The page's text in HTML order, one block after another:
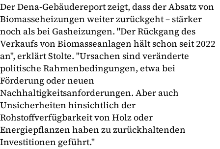
Der Dena-Gebäudereport zeigt, dass der Absatz von
Biomasseheizungen weiter zurückgeht – stärker
noch als bei Gasheizungen. "Der Rückgang des
Verkaufs von Biomasseanlagen hält schon seit 2022
an", erklärt Stolte. "Ursachen sind veränderte
politische Rahmenbedingungen, etwa bei
Förderung oder neuen
Nachhaltigkeitsanforderungen. Aber auch
Unsicherheiten hinsichtlich der
Rohstoffverfügbarkeit von Holz oder
Energiepflanzen haben zu zurückhaltenden
Investitionen geführt."